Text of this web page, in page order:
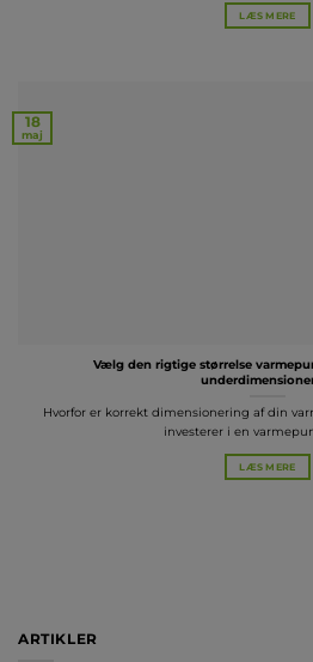
LÆS MERE
Vælg den rigtige størrelse
Hvorfor er korrekt dimensionering af din
investerer i en
LÆS MERE
18
maj
ARTIKLER